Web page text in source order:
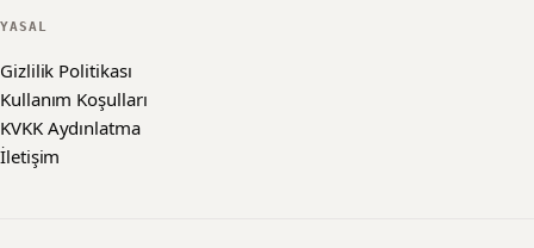
YASAL
Gizlilik Politikası
Kullanım Koşulları
KVKK Aydınlatma
İletişim